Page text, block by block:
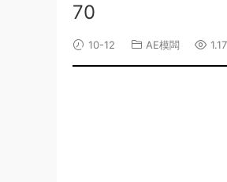
70
10-12 AE模闆